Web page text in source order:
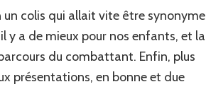
un colis qui allait vite être synonyme
y a de mieux pour nos enfants, et la
du combattant. Enfin, plus
présentations, en bonne et due